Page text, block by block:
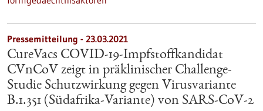
Pressemitteilung - 23.03.2021
CureVacs COVID-19-Impfstoffkandidat
CVnCoV zeigt in präklinischer Challenge-
Studie Schutzwirkung gegen Virusvariante
B.1.351 (Südafrika-Variante) von SARS-CoV-2